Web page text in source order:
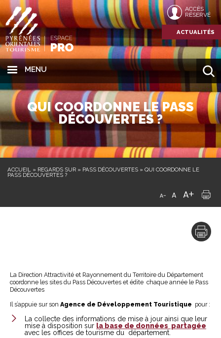
MENU
ACCÈS
RÉSERVÉ
ACTUALITÉS
QUI COORDONNE LE PASS
DÉCOUVERTES ?
ACCUEIL » REGARDS SUR » PASS DÉCOUVERTES » QUI COORDONNE LE
PASS DÉCOUVERTES ?
La Direction Attractivité et Rayonnement du Territoire du Département
coordonne les sites du Pass Découvertes et édite chaque année le Pass
Découvertes
Il s’appuie sur son Agence de Développement Touristique pour :
La collecte des informations de mise à jour ainsi que leur
mise à disposition sur la base de données partagée
avec les offices de tourisme du département.